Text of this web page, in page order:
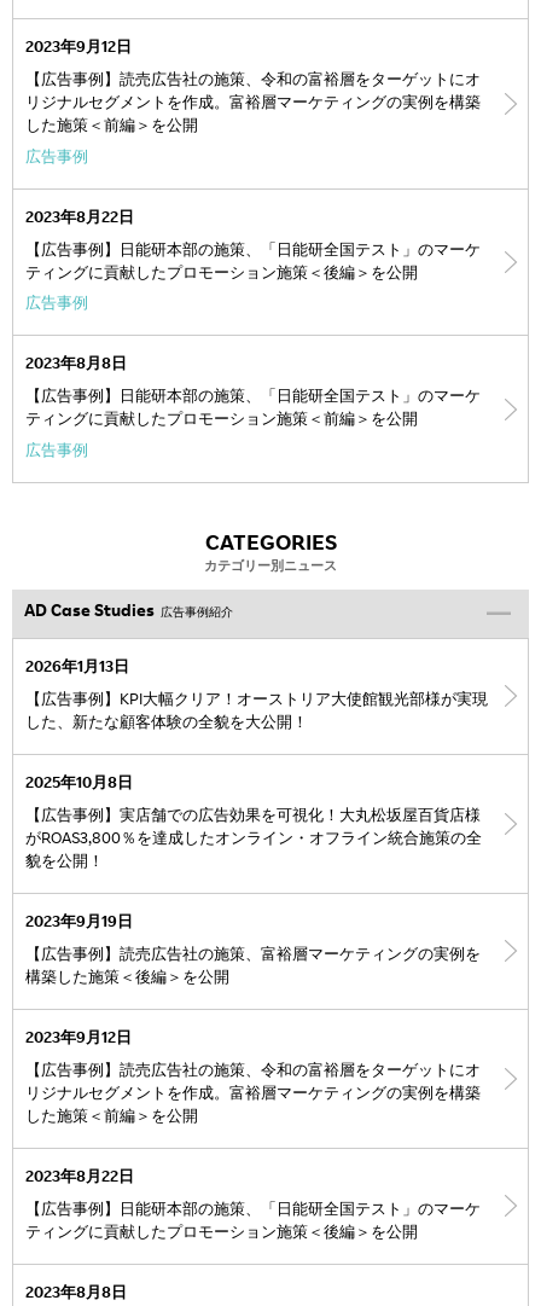
2023年9月12日
【広告事例】読売広告社の施策、令和の富裕層をターゲットにオ
リジナルセグメントを作成。富裕層マーケティングの実例を構築
した施策＜前編＞を公開
広告事例
2023年8月22日
【広告事例】日能研本部の施策、「日能研全国テスト」のマーケ
ティングに貢献したプロモーション施策＜後編＞を公開
広告事例
2023年8月8日
【広告事例】日能研本部の施策、「日能研全国テスト」のマーケ
ティングに貢献したプロモーション施策＜前編＞を公開
広告事例
CATEGORIES
カテゴリー別ニュース
AD Case Studies 広告事例紹介
2026年1月13日
【広告事例】KPI大幅クリア！オーストリア大使館観光部様が実現
した、新たな顧客体験の全貌を大公開！
2025年10月8日
【広告事例】実店舗での広告効果を可視化！大丸松坂屋百貨店様
がROAS3,800％を達成したオンライン・オフライン統合施策の全
貌を公開！
2023年9月19日
【広告事例】読売広告社の施策、富裕層マーケティングの実例を
構築した施策＜後編＞を公開
2023年9月12日
【広告事例】読売広告社の施策、令和の富裕層をターゲットにオ
リジナルセグメントを作成。富裕層マーケティングの実例を構築
した施策＜前編＞を公開
2023年8月22日
【広告事例】日能研本部の施策、「日能研全国テスト」のマーケ
ティングに貢献したプロモーション施策＜後編＞を公開
2023年8月8日